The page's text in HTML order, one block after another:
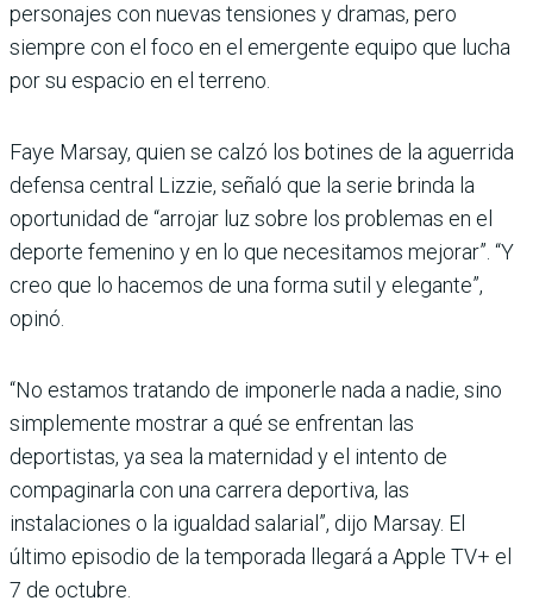
personajes con nuevas tensiones y dramas, pero
siempre con el foco en el emergente equipo que lucha
por su espacio en el terreno.
Faye Marsay, quien se calzó los botines de la aguerrida
defensa central Lizzie, señaló que la serie brinda la
oportunidad de “arrojar luz sobre los problemas en el
deporte femenino y en lo que necesitamos mejorar”. “Y
creo que lo hacemos de una forma sutil y elegante”,
opinó.
“No estamos tratando de imponerle nada a nadie, sino
simplemente mostrar a qué se enfrentan las
deportistas, ya sea la maternidad y el intento de
compaginarla con una carrera deportiva, las
instalaciones o la igualdad salarial”, dijo Marsay. El
último episodio de la temporada llegará a Apple TV+ el
7 de octubre.